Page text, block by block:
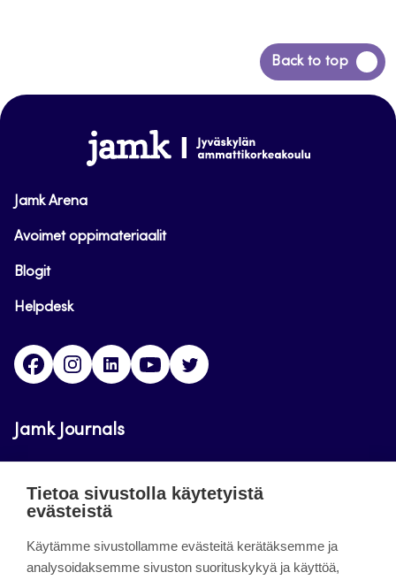
Back to top
Siirry
takaisin
www.jamk.fi
Jamk Arena
Avoimet oppimateriaalit
Blogit
Helpdesk
FacebookInstagram
LinkedInYoutube
Jamk Journals
luettavissa. Verkkolehtien tarkoituksena on tukea
innovaatiotoimintaa.
Tietoa sivustolla käytetyistä
evästeistä
Käytämme sivustollamme evästeitä kerätäksemme ja
analysoidaksemme sivuston suorituskykyä ja käyttöä,